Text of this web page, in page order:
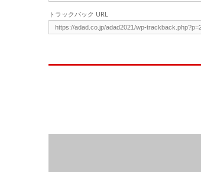
トラックバック URL